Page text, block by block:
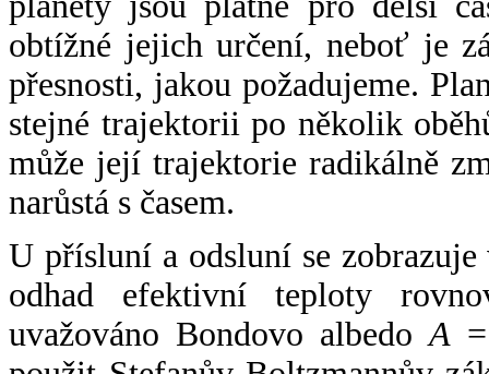
obtížné jejich určení, neboť je
přesnosti, jakou požadujeme.
stejné trajektorii po několik
může její trajektorie radikálně
narůstá s časem.
U přísluní a odsluní se
odhad efektivní teploty
uvažováno Bondovo albedoA